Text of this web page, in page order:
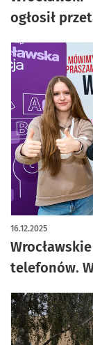
ogłosił
telefonów.
16.12.2025